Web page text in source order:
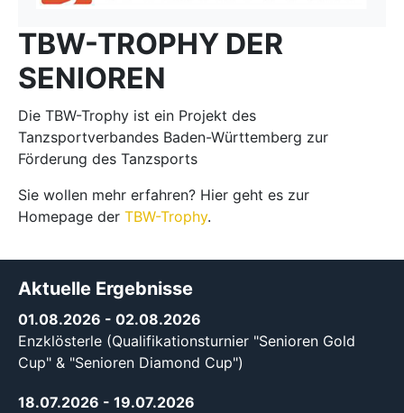
TBW-TROPHY DER
SENIOREN
Die TBW-Trophy ist ein Projekt des
Tanzsportverbandes Baden-Württemberg zur
Förderung des Tanzsports
Sie wollen mehr erfahren? Hier geht es zur
Homepage der TBW-Trophy.
Aktuelle Ergebnisse
01.08.2026 - 02.08.2026
Enzklösterle (Qualifikationsturnier "Senioren Gold
Cup" & "Senioren Diamond Cup")
18.07.2026 - 19.07.2026